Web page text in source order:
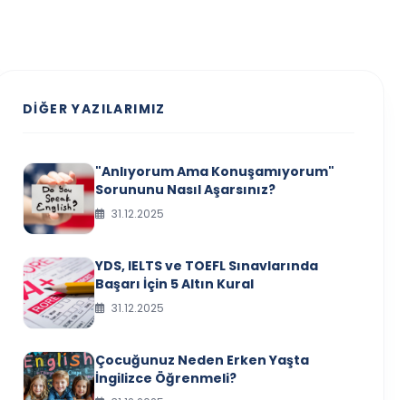
DIĞER YAZILARIMIZ
"Anlıyorum Ama Konuşamıyorum"
Sorununu Nasıl Aşarsınız?
31.12.2025
YDS, IELTS ve TOEFL Sınavlarında
Başarı İçin 5 Altın Kural
31.12.2025
Çocuğunuz Neden Erken Yaşta
İngilizce Öğrenmeli?